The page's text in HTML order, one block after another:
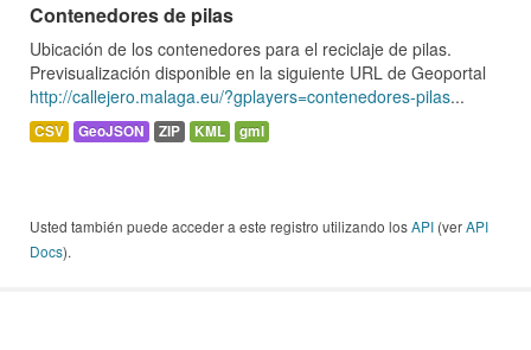
Contenedores de pilas
Ubicación de los contenedores para el reciclaje de pilas.
Previsualización disponible en la siguiente URL de Geoportal
http://callejero.malaga.eu/?gplayers=contenedores-pilas...
CSV GeoJSON ZIP KML gml
Usted también puede acceder a este registro utilizando losAPI (verAPI
Docs).